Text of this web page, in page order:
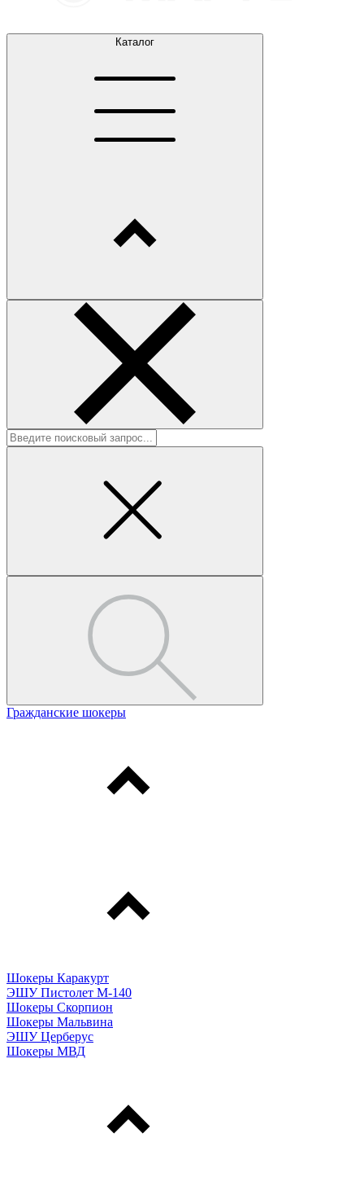
Каталог
Гражданские шокеры
Шокеры Каракурт
ЭШУ Пистолет М-140
Шокеры Скорпион
Шокеры Мальвина
ЭШУ Церберус
Шокеры МВД